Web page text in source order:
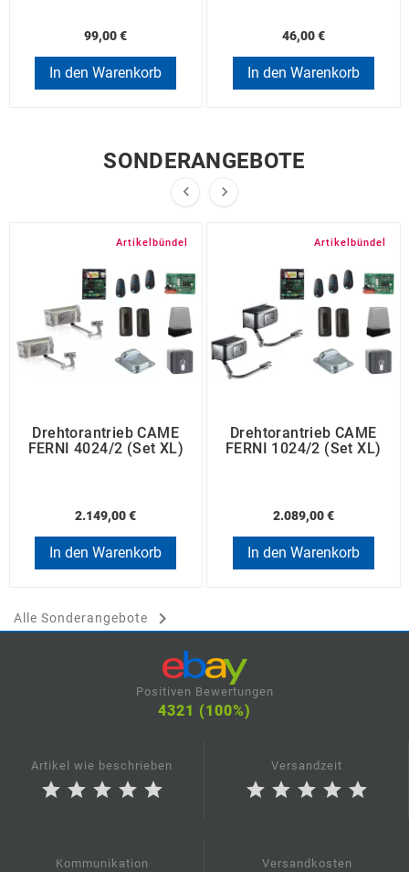
99,00 €
In den Warenkorb
46,00 €
In den Warenkorb
SONDERANGEBOTE
 
Artikelbündel
Drehtorantrieb CAME
FERNI 4024/2 (Set XL)
2.149,00 €
In den Warenkorb
Artikelbündel
Drehtorantrieb CAME
FERNI 1024/2 (Set XL)
2.089,00 €
In den Warenkorb
Alle Sonderangebote 
Positiven Bewertungen
4321 (100%)
Artikel wie beschrieben
star star star star star
Versandzeit
star star star star star
Kommunikation Versandkosten